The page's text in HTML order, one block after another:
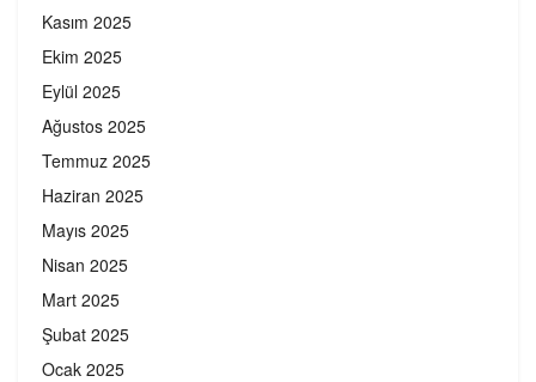
Kasım 2025
Ekim 2025
Eylül 2025
Ağustos 2025
Temmuz 2025
Haziran 2025
Mayıs 2025
Nisan 2025
Mart 2025
Şubat 2025
Ocak 2025